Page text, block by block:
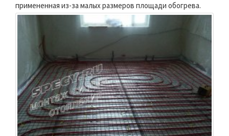
примененная из-за малых размеров площади обогрева.